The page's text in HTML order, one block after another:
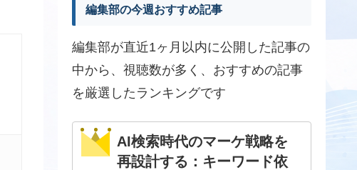
編集部の今週おすすめ記事
編集部が直近1ヶ月以内に公開した記事の
中から、視聴数が多く、おすすめの記事
を厳選したランキングです
AI検索時代のマーケ戦略を
再設計する：キーワード依